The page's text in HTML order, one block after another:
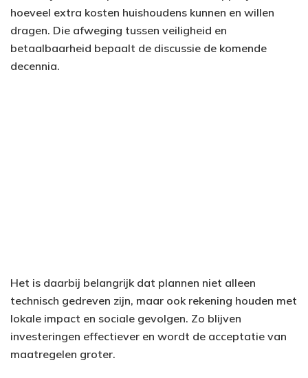
hoeveel extra kosten huishoudens kunnen en willen
dragen. Die afweging tussen veiligheid en
betaalbaarheid bepaalt de discussie de komende
decennia.
Het is daarbij belangrijk dat plannen niet alleen
technisch gedreven zijn, maar ook rekening houden met
lokale impact en sociale gevolgen. Zo blijven
investeringen effectiever en wordt de acceptatie van
maatregelen groter.